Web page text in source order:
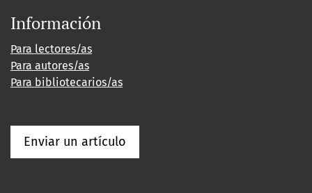
Información
Para lectores/as
Para autores/as
Para bibliotecarios/as
Enviar un artículo